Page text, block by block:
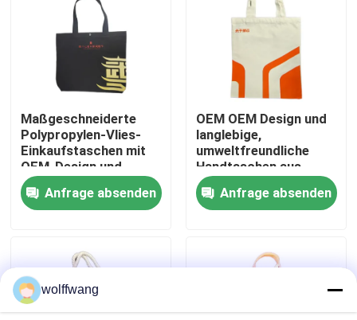
Fabrik Tour
Qualitätskontrolle
Kontakt
Nachrichten
Alle Fälle
Hauspinsel
Synthetische Filamentbürste
Maßgeschneiderte
Polypropylen-Vlies-
Einkaufstaschen mit
OEM-Design und
geeignet für
umweltfreundliche
Einzelhandelsverpackungen
Anfrage absenden
OEM OEM Design und
langlebige,
umweltfreundliche
Handtaschen aus
Vliesstoff,
hervorragend geeignet
für kundenspezifische
Anfrage absenden
wolffwang